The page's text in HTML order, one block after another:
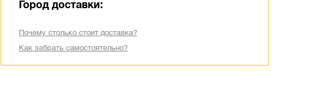
Город доставки:
Почему столько стоит доставка?
Как забрать самостоятельно?